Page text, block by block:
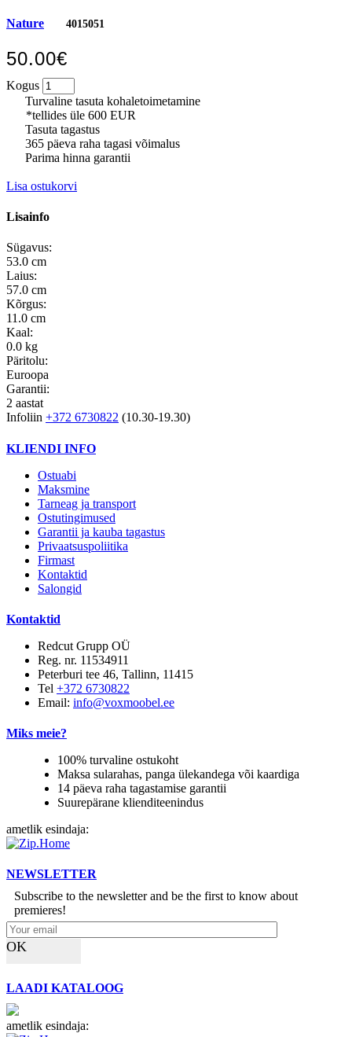
Nature 4015051
50.00€
Kogus
Turvaline tasuta kohaletoimetamine
*tellides üle 600 EUR
Tasuta tagastus
365 päeva raha tagasi võimalus
Parima hinna garantii
Lisa ostukorvi
Lisainfo
Sügavus:
53.0 cm
Laius:
57.0 cm
Kõrgus:
11.0 cm
Kaal:
0.0 kg
Päritolu:
Euroopa
Garantii:
2 aastat
Infoliin +372 6730822 (10.30-19.30)
KLIENDI INFO
Ostuabi
Maksmine
Tarneag ja transport
Ostutingimused
Garantii ja kauba tagastus
Privaatsuspoliitika
Firmast
Kontaktid
Salongid
Kontaktid
Redcut Grupp OÜ
Reg. nr. 11534911
Peterburi tee 46, Tallinn, 11415
Tel +372 6730822
Email: info@voxmoobel.ee
Miks meie?
100% turvaline ostukoht
Maksa sularahas, panga ülekandega või kaardiga
14 päeva raha tagastamise garantii
Suurepärane klienditeenindus
ametlik esindaja:
NEWSLETTER
Subscribe to the newsletter and be the first to know about
premieres!
OK
LAADI KATALOOG
ametlik esindaja: